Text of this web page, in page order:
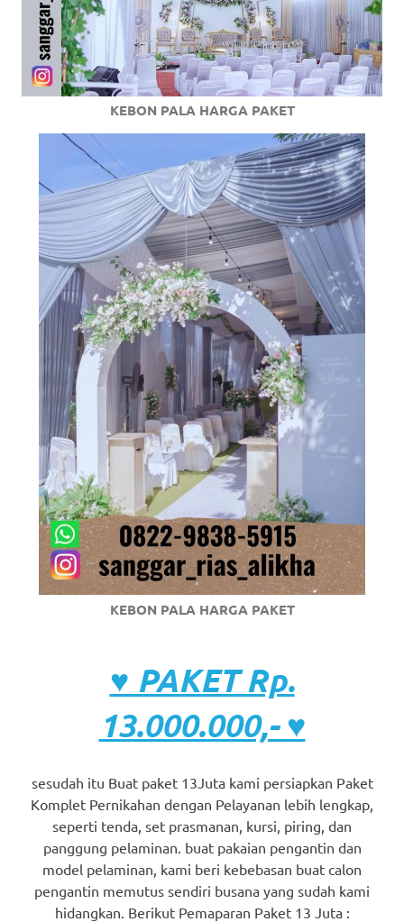
KEBON PALA HARGA PAKET
KEBON PALA HARGA PAKET
♥ PAKET Rp.
13.000.000,- ♥
sesudah itu Buat paket 13Juta kami persiapkan Paket
Komplet Pernikahan dengan Pelayanan lebih lengkap,
seperti tenda, set prasmanan, kursi, piring, dan
panggung pelaminan. buat pakaian pengantin dan
model pelaminan, kami beri kebebasan buat calon
pengantin memutus sendiri busana yang sudah kami
hidangkan. Berikut Pemaparan Paket 13 Juta :